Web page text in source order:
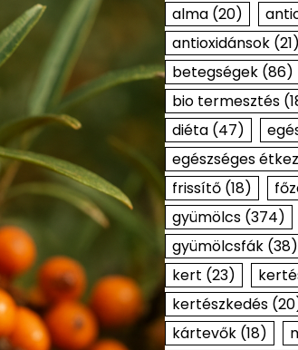
alma(20)
antioxidánsok(21)
betegségek(86)
bio termesztés
diéta(47)
egészséges
frissítő(18)
gyümölcs(374)
gyümölcsfák(38)
kert (23)
kertészkedés
kártevők(18)